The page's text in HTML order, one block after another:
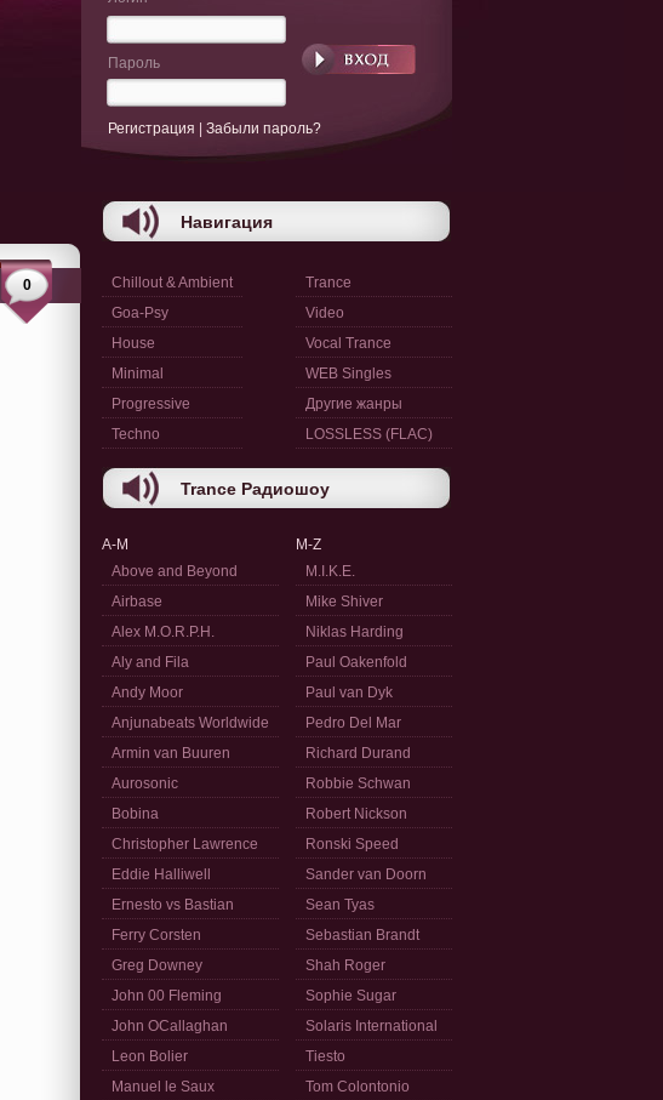
0
Пароль
Регистрация Забыли пароль?
Навигация
Chillout & Ambient
Goa-Psy
House
Minimal
Progressive
Techno
Trance
Video
Vocal Trance
WEB Singles
Другие жанры
LOSSLESS (FLAC)
Trance Радиошоу
A-M
Above and Beyond
Airbase
Alex M.O.R.P.H.
Aly and Fila
Andy Moor
Anjunabeats Worldwide
Armin van Buuren
Aurosonic
Bobina
Christopher Lawrence
Eddie Halliwell
Ernesto vs Bastian
Ferry Corsten
Greg Downey
John 00 Fleming
John OCallaghan
Leon Bolier
Manuel le Saux
M-Z
M.I.K.E.
Mike Shiver
Niklas Harding
Paul Oakenfold
Paul van Dyk
Pedro Del Mar
Richard Durand
Robbie Schwan
Robert Nickson
Ronski Speed
Sander van Doorn
Sean Tyas
Sebastian Brandt
Shah Roger
Sophie Sugar
Solaris International
Tiesto
Tom Colontonio